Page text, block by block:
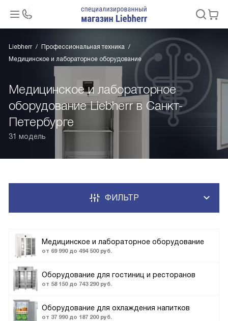
Liebherr
Профессиональная техника
Медицинское и лабораторное оборудование
Медицинское и лабораторное
оборудование Liebherr в Санкт-
Петербурге
31 модель
Медицинское и лабораторное оборудование
от 69 990 до 494 500 руб.
Оборудование для гостиниц и ресторанов
от 58 150 до 743 290 руб.
Оборудование для охлаждения напитков
от 37 990 до 187 200 руб.
ФИЛЬТР